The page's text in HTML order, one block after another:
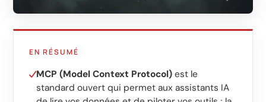
Agents IA
Marketing automation
AI content marketing
Chatbot
Logiciel sur mesure
EN RÉSUMÉ
MCP (Model Context Protocol) est le
standard ouvert qui permet aux assistants IA